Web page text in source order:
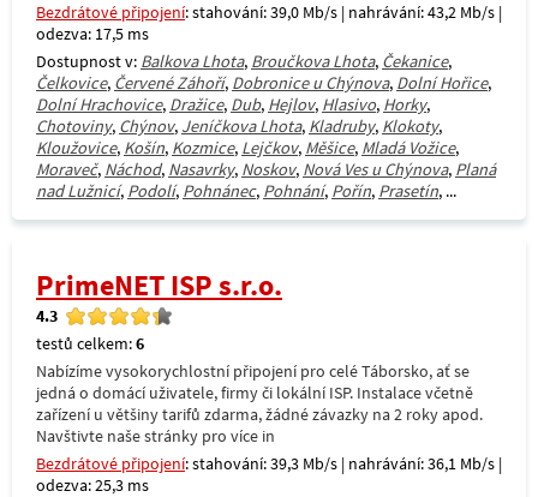
Bezdrátové připojení: stahování: 39,0 Mb/s | nahrávání: 43,2 Mb/s |
odezva: 17,5 ms
Dostupnost v: Balkova Lhota, Broučkova Lhota, Čekanice,
Čelkovice, Červené Záhoří, Dobronice u Chýnova, Dolní Hořice,
Dolní Hrachovice, Dražice, Dub, Hejlov, Hlasivo, Horky,
Chotoviny, Chýnov, Jeníčkova Lhota, Kladruby, Klokoty,
Kloužovice, Košín, Kozmice, Lejčkov, Měšice, Mladá Vožice,
Moraveč, Náchod, Nasavrky, Noskov, Nová Ves u Chýnova, Planá
nad Lužnicí, Podolí, Pohnánec, Pohnání, Pořín, Prasetín, ...
PrimeNET ISP s.r.o.
4.3
testů celkem:6
Nabízíme vysokorychlostní připojení pro celé Táborsko, ať se
jedná o domácí uživatele, firmy či lokální ISP. Instalace včetně
zařízení u většiny tarifů zdarma, žádné závazky na 2 roky apod.
Navštivte naše stránky pro více in
Bezdrátové připojení: stahování: 39,3 Mb/s | nahrávání: 36,1 Mb/s |
odezva: 25,3 ms